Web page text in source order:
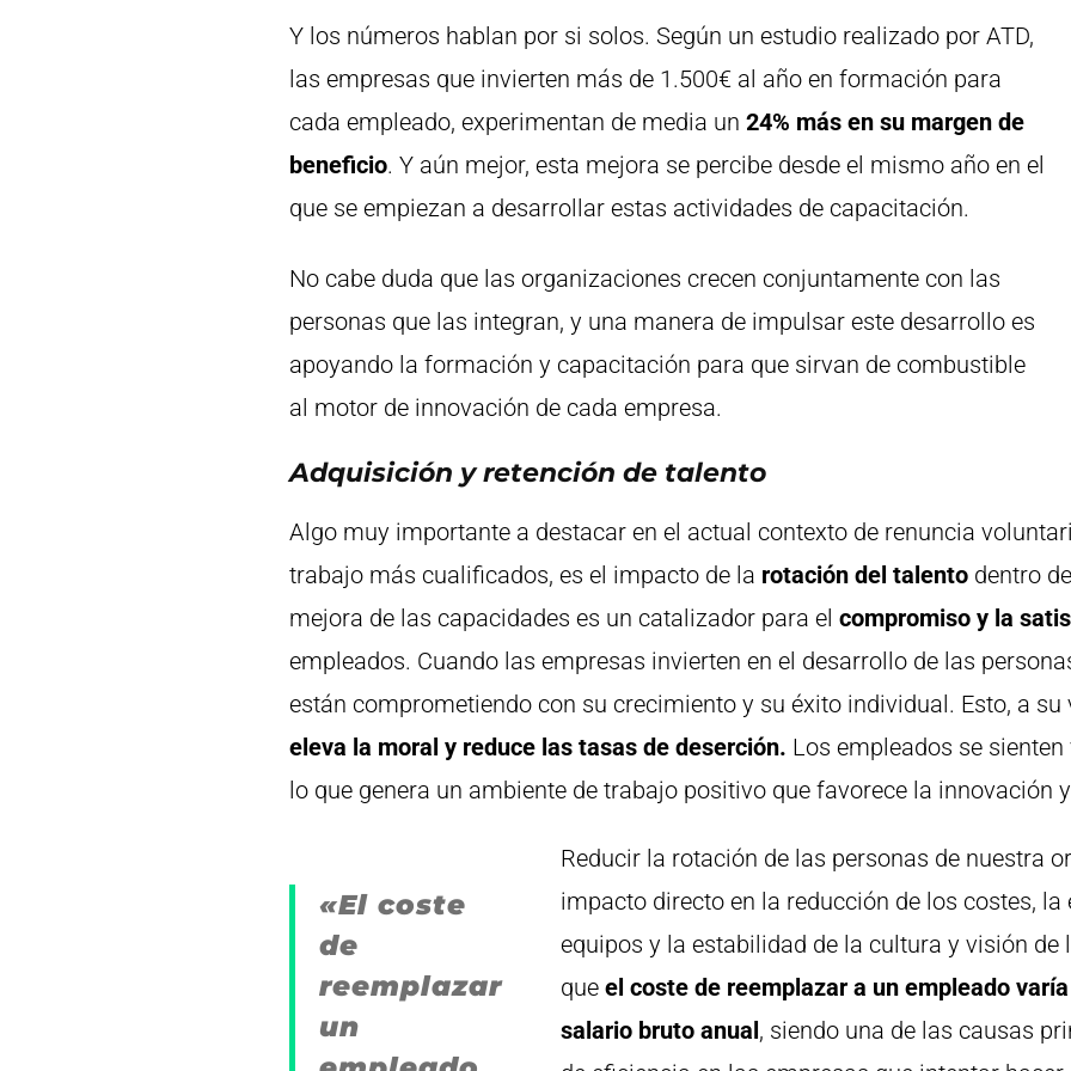
Y los números hablan por si solos. Según un estudio realizado por ATD,
las empresas que invierten más de 1.500€ al año en formación para
cada empleado, experimentan de media un 24% más en su margen de
beneficio. Y aún mejor, esta mejora se percibe desde el mismo año en el
que se empiezan a desarrollar estas actividades de capacitación.
No cabe duda que las organizaciones crecen conjuntamente con las
personas que las integran, y una manera de impulsar este desarrollo es
apoyando la formación y capacitación para que sirvan de combustible
al motor de innovación de cada empresa.
Adquisición y retención de talento
Algo muy importante a destacar en el actual contexto de renuncia
trabajo más cualificados, es el impacto de la rotación del talentodentro
mejora de las capacidades es un catalizador para el compromiso y la
empleados. Cuando las empresas invierten en el desarrollo de las
están comprometiendo con su crecimiento y su éxito individual. Esto, a su
eleva la moral y reduce las tasas de deserción. Los empleados se
lo que genera un ambiente de trabajo positivo que favorece la innovación
«El coste
de
reemplazar
un
Reducir la rotación de las personas de nuestra
impacto directo en la reducción de los costes,
equipos y la estabilidad de la cultura y visión de
que el coste de reemplazar a un empleado
salario bruto anual, siendo una de las causas